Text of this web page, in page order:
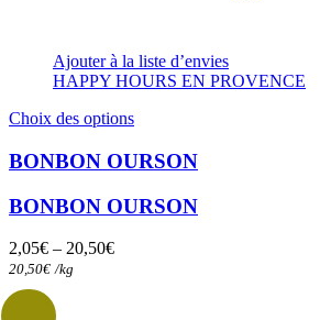
Ajouter à la liste d’envies
HAPPY HOURS EN PROVENCE
Choix des optionsCe
a
plusieurs
variations.
Les
BONBON OURSON
BONBON OURSON
2,05€ – 20,50€
20,50€ /kg